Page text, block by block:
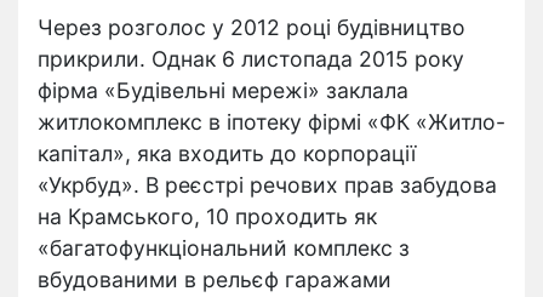
Через розголос у 2012 році будівництво
прикрили. Однак 6 листопада 2015 року
фірма «Будівельні мережі» заклала
житлокомплекс в іпотеку фірмі «ФК «Житло-
капітал», яка входить до корпорації
«Укрбуд». В реєстрі речових прав забудова
на Крамського, 10 проходить як
«багатофункціональний комплекс з
вбудованими в рельєф гаражами